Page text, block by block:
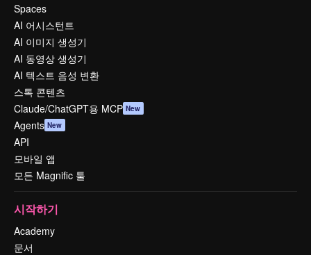
Spaces
AI 어시스턴트
AI 이미지 생성기
AI 동영상 생성기
AI 텍스트 음성 변환
스톡 콘텐츠
Claude/ChatGPT용 MCP New
Agents New
API
모바일 앱
모든 Magnific 툴
시작하기
Academy
문서